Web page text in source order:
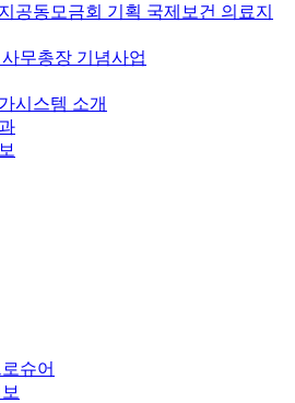
공동모금회 기획 국제보건 의료지
무총장 기념사업
시스템 소개
슈어